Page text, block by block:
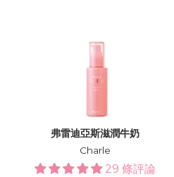
弗雷迪亞斯滋潤牛奶
Charle
29 條評論